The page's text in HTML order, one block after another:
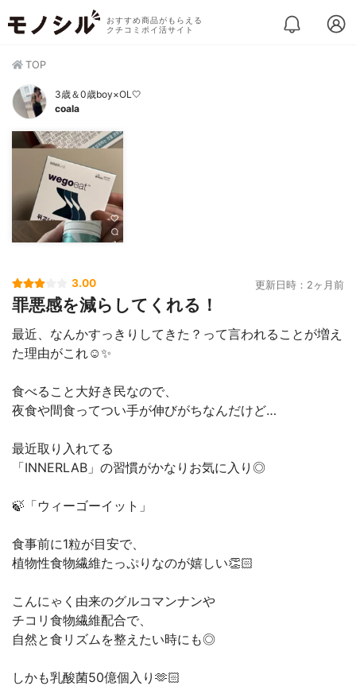
おすすめ商品がもらえる
クチコミポイ活サイト
TOP
3歳＆0歳boy×OL🤍
coala
3.00 更新日時：2ヶ月前
罪悪感を減らしてくれる！
最近、なんかすっきりしてきた？って言われることが増え
た理由がこれ☺️✨
食べること大好き民なので、
夜食や間食ってつい手が伸びがちなんだけど…
最近取り入れてる
「INNERLAB」の習慣がかなりお気に入り◎
🍃「ウィーゴーイット」
食事前に1粒が目安で、
植物性食物繊維たっぷりなのが嬉しい👏🏻
こんにゃく由来のグルコマンナンや
チコリ食物繊維配合で、
自然と食リズムを整えたい時にも◎
しかも乳酸菌50億個入り🫶🏻